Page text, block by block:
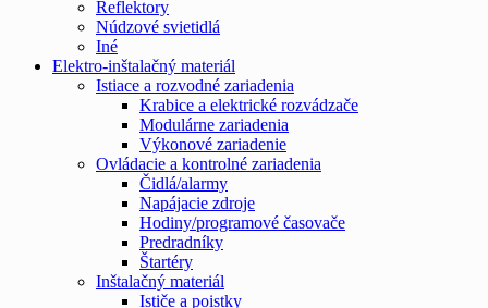
Reflektory
Núdzové svietidlá
Iné
Elektro-inštalačný materiál
Istiace a rozvodné zariadenia
Krabice a elektrické rozvádzače
Modulárne zariadenia
Výkonové zariadenie
Ovládacie a kontrolné zariadenia
Čidlá/alarmy
Napájacie zdroje
Hodiny/programové časovače
Predradníky
Štartéry
Inštalačný materiál
Ističe a poistky